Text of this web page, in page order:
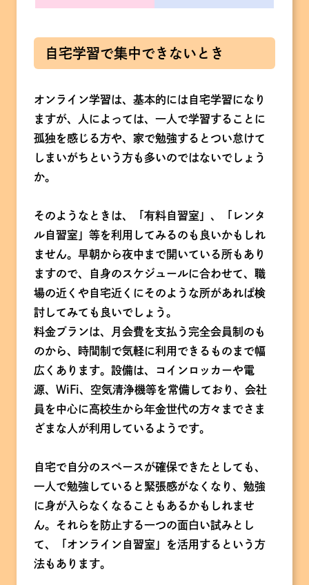
自宅学習で集中できないとき
オンライン学習は、基本的には自宅学習になり
ますが、人によっては、一人で学習することに
孤独を感じる方や、家で勉強するとつい怠けて
しまいがちという方も多いのではないでしょう
か。
そのようなときは、「有料自習室」、「レンタ
ル自習室」等を利用してみるのも良いかもしれ
ません。早朝から夜中まで開いている所もあり
ますので、自身のスケジュールに合わせて、職
場の近くや自宅近くにそのような所があれば検
討してみても良いでしょう。
料金プランは、月会費を支払う完全会員制のも
のから、時間制で気軽に利用できるものまで幅
広くあります。設備は、コインロッカーや電
源、WiFi、空気清浄機等を常備しており、会社
員を中心に高校生から年金世代の方々までさま
ざまな人が利用しているようです。
自宅で自分のスペースが確保できたとしても、
一人で勉強していると緊張感がなくなり、勉強
に身が入らなくなることもあるかもしれませ
ん。それらを防止する一つの面白い試みとし
て、「オンライン自習室」を活用するという方
法もあります。